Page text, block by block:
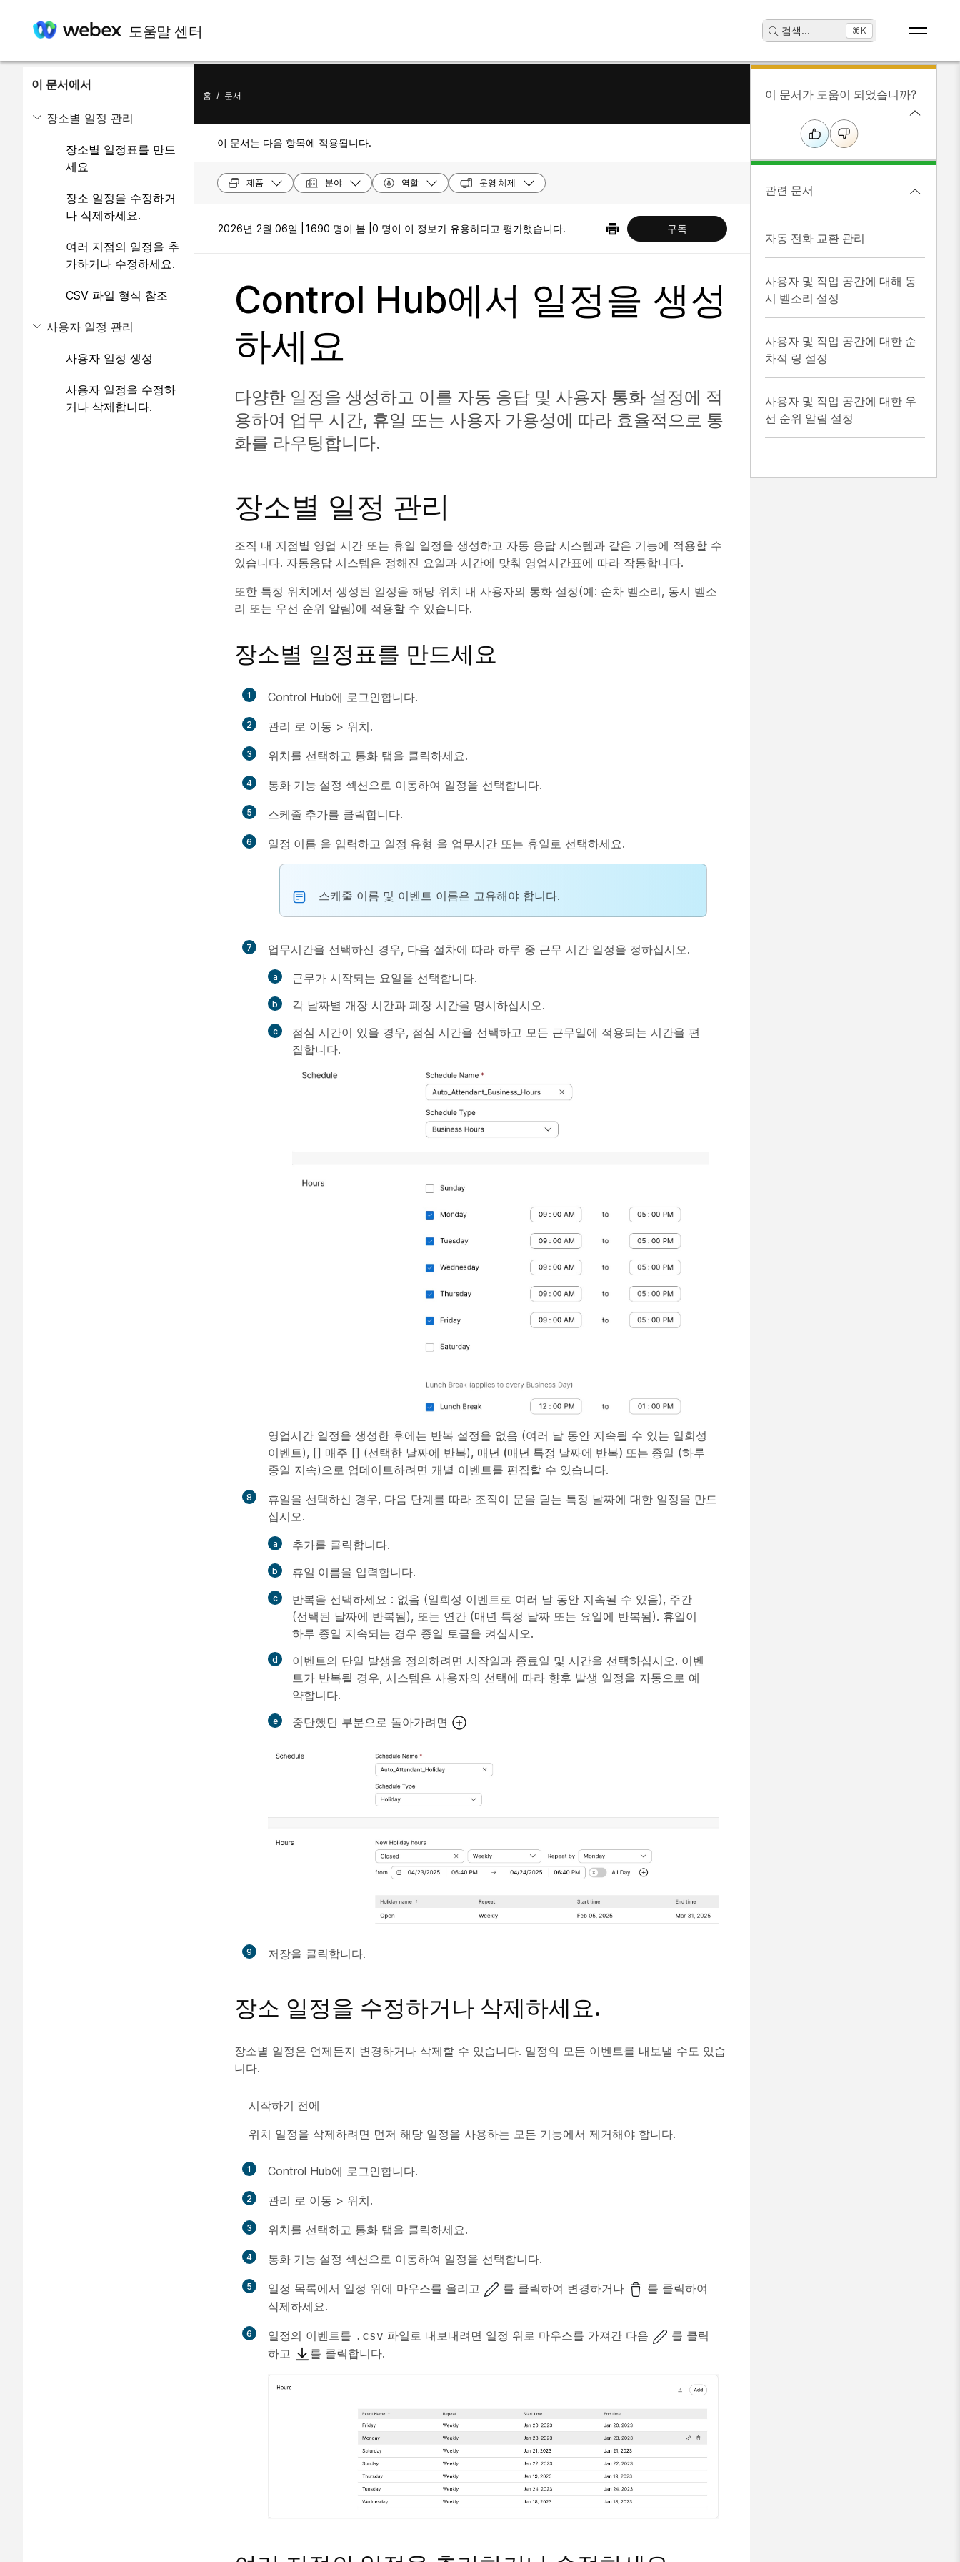
도움말 센터 검색... ⌘K
이 문서에서
장소별 일정 관리
장소별 일정표를 만드
세요
장소 일정을 수정하거
나 삭제하세요.
여러 지점의 일정을 추
가하거나 수정하세요.
CSV 파일 형식 참조
사용자 일정 관리
사용자 일정 생성
사용자 일정을 수정하
거나 삭제합니다.
홈 / 문서
이 문서는 다음 항목에 적용됩니다.
제품 분야 역할 운영 체제
2026년 2월 06일 | 1690 명이 봄 | 0 명이 이 정보가 유용하다고 평가했습니다. 구독
Control Hub에서 일정을 생성
하세요
다양한 일정을 생성하고 이를 자동 응답 및 사용자 통화 설정에 적
용하여 업무 시간, 휴일 또는 사용자 가용성에 따라 효율적으로 통
화를 라우팅합니다.
장소별 일정 관리
조직 내 지점별 영업 시간 또는 휴일 일정을 생성하고 자동 응답 시스템과 같은 기능에 적용할 수
있습니다. 자동응답 시스템은 정해진 요일과 시간에 맞춰 영업시간표에 따라 작동합니다.
또한 특정 위치에서 생성된 일정을 해당 위치 내 사용자의 통화 설정(예: 순차 벨소리, 동시 벨소
리 또는 우선 순위 알림)에 적용할 수 있습니다.
장소별 일정표를 만드세요
1 Control Hub에 로그인합니다.
2 관리 로 이동 > 위치.
3 위치를 선택하고 통화 탭을 클릭하세요.
4 통화 기능 설정 섹션으로 이동하여 일정을 선택합니다.
5 스케줄 추가를 클릭합니다.
6 일정 이름 을 입력하고 일정 유형 을 업무시간 또는 휴일로 선택하세요.
스케줄 이름 및 이벤트 이름은 고유해야 합니다.
7 업무시간을 선택하신 경우, 다음 절차에 따라 하루 중 근무 시간 일정을 정하십시오.
근무가 시작되는 요일을 선택합니다.
각 날짜별 개장 시간과 폐장 시간을 명시하십시오.
점심 시간이 있을 경우, 점심 시간을 선택하고 모든 근무일에 적용되는 시간을 편
집합니다.
영업시간 일정을 생성한 후에는 반복 설정을 없음 (여러 날 동안 지속될 수 있는 일회성
이벤트), [] 매주 [] (선택한 날짜에 반복), 매년 (매년 특정 날짜에 반복) 또는 종일 (하루
종일 지속)으로 업데이트하려면 개별 이벤트를 편집할 수 있습니다.
8 휴일을 선택하신 경우, 다음 단계를 따라 조직이 문을 닫는 특정 날짜에 대한 일정을 만드
십시오.
추가를 클릭합니다.
휴일 이름을 입력합니다.
반복을 선택하세요 : 없음 (일회성 이벤트로 여러 날 동안 지속될 수 있음), 주간
(선택된 날짜에 반복됨), 또는 연간 (매년 특정 날짜 또는 요일에 반복됨). 휴일이
하루 종일 지속되는 경우 종일 토글을 켜십시오.
이벤트의 단일 발생을 정의하려면 시작일과 종료일 및 시간을 선택하십시오. 이벤
트가 반복될 경우, 시스템은 사용자의 선택에 따라 향후 발생 일정을 자동으로 예
약합니다.
중단했던 부분으로 돌아가려면
9 저장을 클릭합니다.
장소 일정을 수정하거나 삭제하세요.
장소별 일정은 언제든지 변경하거나 삭제할 수 있습니다. 일정의 모든 이벤트를 내보낼 수도 있습
니다.
시작하기 전에
위치 일정을 삭제하려면 먼저 해당 일정을 사용하는 모든 기능에서 제거해야 합니다.
1 Control Hub에 로그인합니다.
2 관리 로 이동 > 위치.
3 위치를 선택하고 통화 탭을 클릭하세요.
4 통화 기능 설정 섹션으로 이동하여 일정을 선택합니다.
5 일정 목록에서 일정 위에 마우스를 올리고 를 클릭하여 변경하거나
를 클릭하여
삭제하세요.
6 일정의 이벤트를 .csv 파일로 내보내려면 일정 위로 마우스를 가져간 다음
를 클릭
하고
를 클릭합니다.
이 문서가 도움이 되었습니까?
관련 문서
자동 전화 교환 관리
사용자 및 작업 공간에 대해 동
시 벨소리 설정
사용자 및 작업 공간에 대한 순
차적 링 설정
사용자 및 작업 공간에 대한 우
선 순위 알림 설정